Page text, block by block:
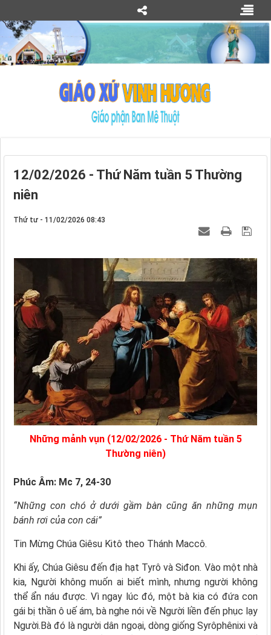
12/02/2026 - Thứ Năm tuần 5 Thường
niên
Thứ tư - 11/02/2026 08:43
Những mảnh vụn (12/02/2026 - Thứ Năm tuần 5
Thường niên)
Phúc Âm: Mc 7, 24-30
“Những con chó ở dưới gầm bàn cũng ăn những mụn
bánh rơi của con cái”
Tin Mừng Chúa Giêsu Kitô theo Thánh Maccô.
Khi ấy, Chúa Giêsu đến địa hạt Tyrô và Siđon. Vào một nhà
kia, Người không muốn ai biết mình, nhưng người không
thể ẩn náu được. Vì ngay lúc đó, một bà kia có đứa con
gái bị thần ô uế ám, bà nghe nói về Người liền đến phục lạy
Người.Bà đó là người dân ngoại, dòng giống Syrôphênixi và